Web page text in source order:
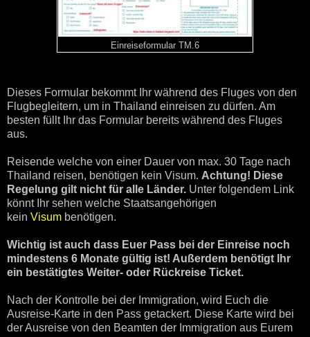
Einreiseformular TM.6
Dieses Formular bekommt Ihr während des Fluges von den
Flugbegleitern, um in Thailand einreisen zu dürfen. Am
besten füllt Ihr das Formular bereits während des Fluges
aus.
Reisende welche von einer Dauer von max. 30 Tage nach
Thailand reisen, benötigen kein Visum. Achtung! Diese
Regelung gilt nicht für alle Länder. Unter folgendem Link
könnt Ihr sehen welche Staatsangehörigen
kein Visum benötigen.
Wichtig ist auch dass Euer Pass bei der Einreise noch
mindestens 6 Monate gültig ist! Außerdem benötigt Ihr
ein bestätigtes Weiter- oder Rückreise Ticket.
Nach der Kontrolle bei der Immigration, wird Euch die
Ausreise-Karte in den Pass getackert. Diese Karte wird bei
der Ausreise von den Beamten der Immigration aus Eurem